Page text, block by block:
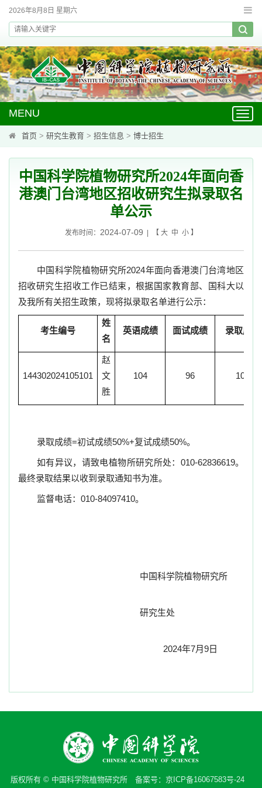
2026年8月8日 星期六
MENU
首页 > 研究生教育 > 招生信息 > 博士招生
中国科学院植物研究所2024年面向香
港澳门台湾地区招收研究生拟录取名
单公示
发布时间： 2024-07-09 | 【 大 中 小】
中国科学院植物研究所2024年面向香港澳门台湾地区
招收研究生招收工作已结束，根据国家教育部、国科大以
及我所有关招生政策，现将拟录取名单进行公示：
考生编号
姓
名
英语成绩 面试成绩 录取成绩
144302024105101
赵
文
胜
104 96 100
录取成绩=初试成绩50%+复试成绩50%。
如有异议，请致电植物所研究所处： 010-62836619。
最终录取结果以收到录取通知书为准。
监督电话： 010-84097410。
中国科学院植物研究所
研究生处
2024年7月9日
版权所有 © 中国科学院植物研究所 备案号： 京ICP备16067583号-24